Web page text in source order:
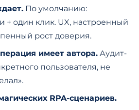
По умолчанию:
+ один клик. UX, настроенный
рост доверия.
имеет автора. Аудит-
пользователя, не
RPA-сценариев.